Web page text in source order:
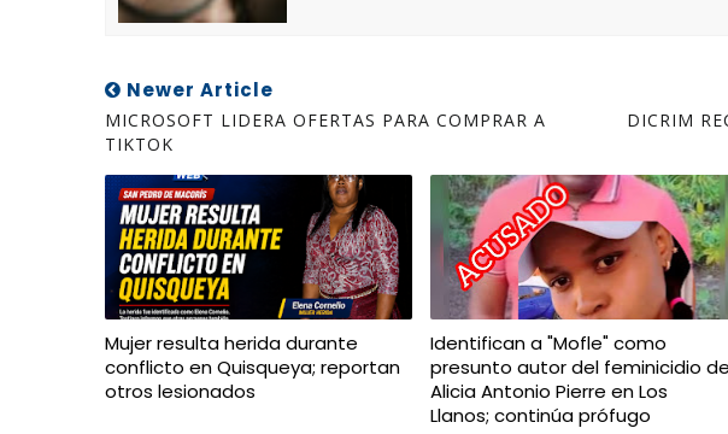
Newer Article
MICROSOFT LIDERA OFERTAS PARA COMPRAR A
TIKTOK
DICRIM
Mujer resulta herida durante
conflicto en Quisqueya; reportan
otros lesionados
Identifican a "Mofle" como
presunto autor del feminicidio de
Alicia Antonio Pierre en Los
Llanos; continúa prófugo